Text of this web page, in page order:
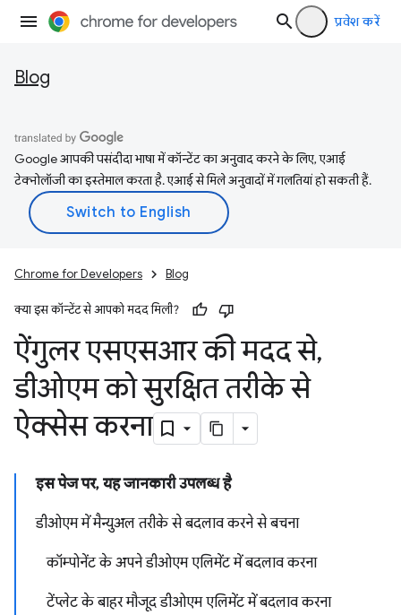
प्रवेश करें
Blog
Google आपकी पसंदीदा भाषा में कॉन्टेंट का अनुवाद करने के लिए, एआई
टेक्नोलॉजी का इस्तेमाल करता है. एआई से मिले अनुवादों में गलतियां हो सकती हैं.
Chrome for Developers Blog
क्या इस कॉन्टेंट से आपको मदद मिली?
ऐंगुलर एसएसआर की मदद से,
डीओएम को सुरक्षित तरीके से
ऐक्सेस करना
इस पेज पर, यह जानकारी उपलब्ध है
डीओएम में मैन्युअल तरीके से बदलाव करने से बचना
कॉम्पोनेंट के अपने डीओएम एलिमेंट में बदलाव करना
टेंप्लेट के बाहर मौजूद डीओएम एलिमेंट में बदलाव करना